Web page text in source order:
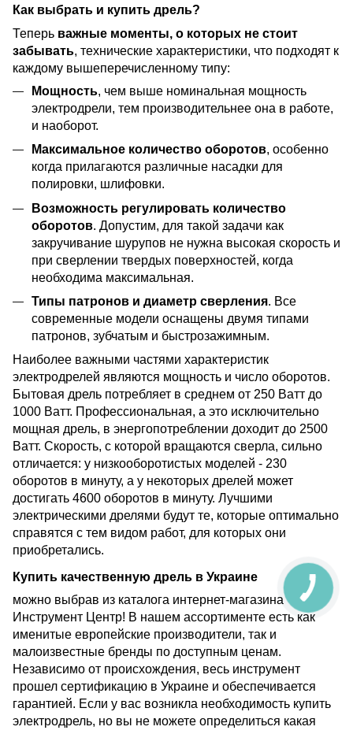
Как выбрать и купить дрель?
Теперь важные моменты, о которых не стоит
забывать, технические характеристики, что подходят к
каждому вышеперечисленному типу:
Мощность, чем выше номинальная мощность
электродрели, тем производительнее она в работе,
и наоборот.
Максимальное количество оборотов, особенно
когда прилагаются различные насадки для
полировки, шлифовки.
Возможность регулировать количество
оборотов. Допустим, для такой задачи как
закручивание шурупов не нужна высокая скорость и
при сверлении твердых поверхностей, когда
необходима максимальная.
Типы патронов и диаметр сверления. Все
современные модели оснащены двумя типами
патронов, зубчатым и быстрозажимным.
Наиболее важными частями характеристик
электродрелей являются мощность и число оборотов.
Бытовая дрель потребляет в среднем от 250 Ватт до
1000 Ватт. Профессиональная, а это исключительно
мощная дрель, в энергопотреблении доходит до 2500
Ватт. Скорость, с которой вращаются сверла, сильно
отличается: у низкооборотистых моделей - 230
оборотов в минуту, а у некоторых дрелей может
достигать 4600 оборотов в минуту. Лучшими
электрическими дрелями будут те, которые оптимально
справятся с тем видом работ, для которых они
приобретались.
Купить качественную дрель в Украине
можно выбрав из каталога интернет-магазина
Инструмент Центр! В нашем ассортименте есть как
именитые европейские производители, так и
малоизвестные бренды по доступным ценам.
Независимо от происхождения, весь инструмент
прошел сертификацию в Украине и обеспечивается
гарантией. Если у вас возникла необходимость купить
электродрель, но вы не можете определиться какая